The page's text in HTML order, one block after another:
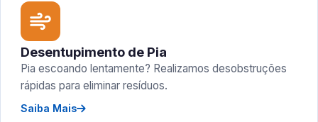
Desentupimento de Pia
Pia escoando lentamente? Realizamos desobstruções
rápidas para eliminar resíduos.
Saiba Mais